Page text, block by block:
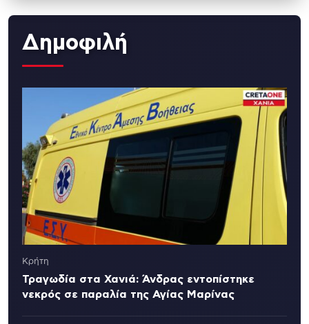
Δημοφιλή
Κρήτη
Τραγωδία στα Χανιά: Άνδρας εντοπίστηκε
νεκρός σε παραλία της Αγίας Μαρίνας